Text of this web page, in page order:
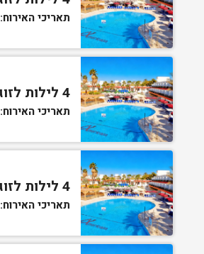
תאריכי האירוח:
4 לילות לזוג ע"ב חצי פנסיון בחדר גן
תאריכי האירוח:
4 לילות לזוג + 2 ילדים ע"ב חצי פנסיון בחדר סופריור
תאריכי האירוח: